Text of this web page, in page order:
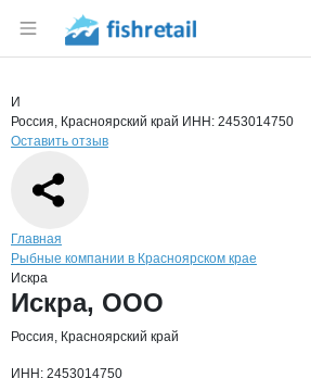
Раздел навигации по
Страница компании
Страница компании
Краткая информация о
И
Россия, Красноярский край ИНН: 2453014750
Оставить отзыв
Навигация по сайту
Главная
Рыбные компании в Красноярском крае
Искра
Основная информация о
Искра, ООО
Россия, Красноярский край
ИНН: 2453014750